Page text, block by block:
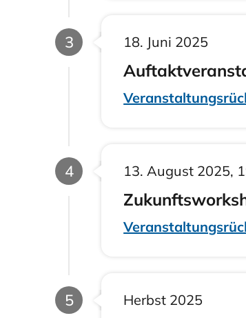
Phase
3 18. Juni 2025
Phase
4 13. August 2025,
Phase
5 Herbst 2025